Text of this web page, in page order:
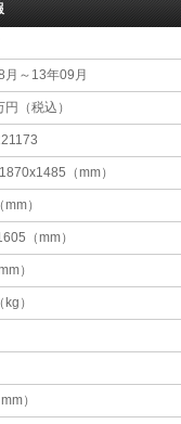
月～13年09月
（税込）
（mm）
）
（mm）
）
）
）